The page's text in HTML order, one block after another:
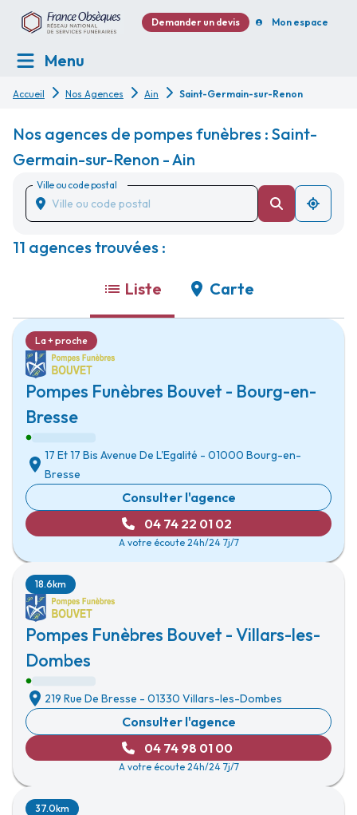
Demander un devis Mon espace
Menu
Accueil Nos Agences Ain Saint-Germain-sur-Renon
Nos agences de pompes funèbres : Saint-
Germain-sur-Renon - Ain
Ville ou code postal
11 agences trouvées :
Liste Carte
Pompes Funèbres Bouvet - Bourg-en-
Bresse
La + proche
17 Et 17 Bis Avenue De L'Egalité - 01000 Bourg-en-
Bresse
Consulter l'agence
04 74 22 01 02
A votre écoute 24h/24 7j/7
Pompes Funèbres Bouvet - Villars-les-
Dombes
18.6km
219 Rue De Bresse - 01330 Villars-les-Dombes
Consulter l'agence
04 74 98 01 00
A votre écoute 24h/24 7j/7
37.0km